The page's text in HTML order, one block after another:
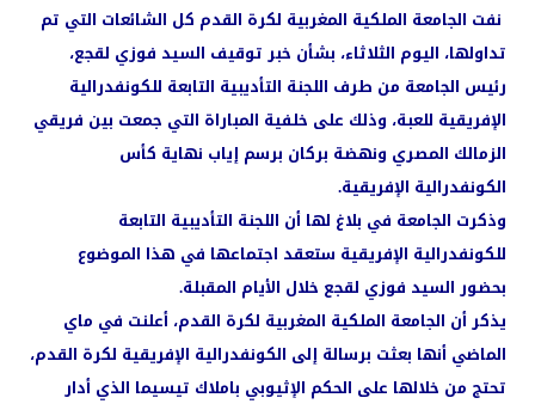
نفت الجامعة الملكية المغربية لكرة القدم كل الشائعات التي تم
تداولها، اليوم الثلاثاء، بشأن خبر توقيف السيد فوزي لقجع،
رئيس الجامعة من طرف اللجنة التأديبية التابعة للكونفدرالية
الإفريقية للعبة، وذلك على خلفية المباراة التي جمعت بين فريقي
الزمالك المصري ونهضة بركان برسم إياب نهاية كأس
الكونفدرالية الإفريقية.
وذكرت الجامعة في بلاغ لها أن اللجنة التأديبية التابعة
للكونفدرالية الإفريقية ستعقد اجتماعها في هذا الموضوع
بحضور السيد فوزي لقجع خلال الأيام المقبلة.
يذكر أن الجامعة الملكية المغربية لكرة القدم، أعلنت في ماي
الماضي أنها بعثت برسالة إلى الكونفدرالية الإفريقية لكرة القدم،
تحتج من خلالها على الحكم الإثيوبي باملاك تيسيما الذي أدار